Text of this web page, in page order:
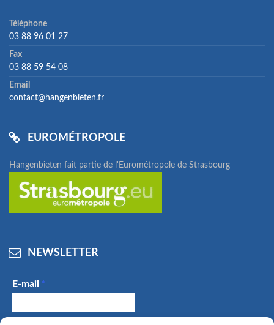
Téléphone
03 88 96 01 27
Fax
03 88 59 54 08
Email
contact@hangenbieten.fr
EUROMÉTROPOLE
Hangenbieten fait partie de l'Eurométropole de Strasbourg
NEWSLETTER
E-mail *